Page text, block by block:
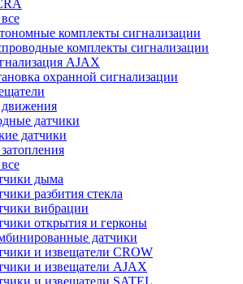
комплекты сигнализации
комплекты сигнализации
AJAX
охранной сигнализации
датчики
датчики
дыма
разбития стекла
вибрации
открытия и герконы
датчики
и извещатели CROW
и извещатели AJAX
и извещатели SATEL